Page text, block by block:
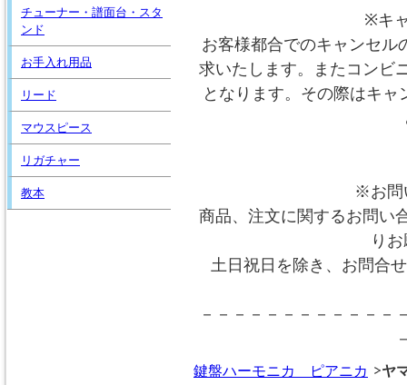
※キ
お客様都合でのキャンセル
求いたします。またコンビ
となります。その際はキ
※お問
商品、注文に関するお問い
り
土日祝日を除き、お問合
－－－－－－－－－－－－
鍵盤ハーモニカ ピアニカ ヤ
チューナー・譜面台・スタ
ンド
お手入れ用品
リード
マウスピース
リガチャー
教本